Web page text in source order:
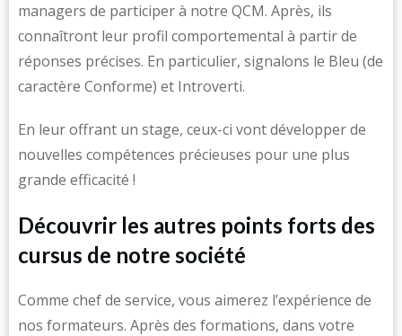
managers de participer à notre QCM. Après, ils
connaîtront leur profil comportemental à partir de
réponses précises. En particulier, signalons le Bleu (de
caractère Conforme) et Introverti.
En leur offrant un stage, ceux-ci vont développer de
nouvelles compétences précieuses pour une plus
grande efficacité !
Découvrir les autres points forts des
cursus de notre société
Comme chef de service, vous aimerez l’expérience de
nos formateurs. Après des formations, dans votre